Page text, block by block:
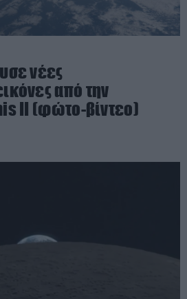
νέες
από την
II (φώτο-βίντεο)